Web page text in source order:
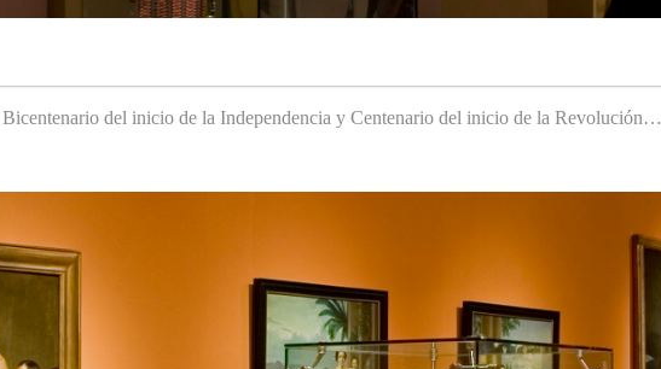
del inicio de la Independencia y Centenario del inicio de la Revolución…